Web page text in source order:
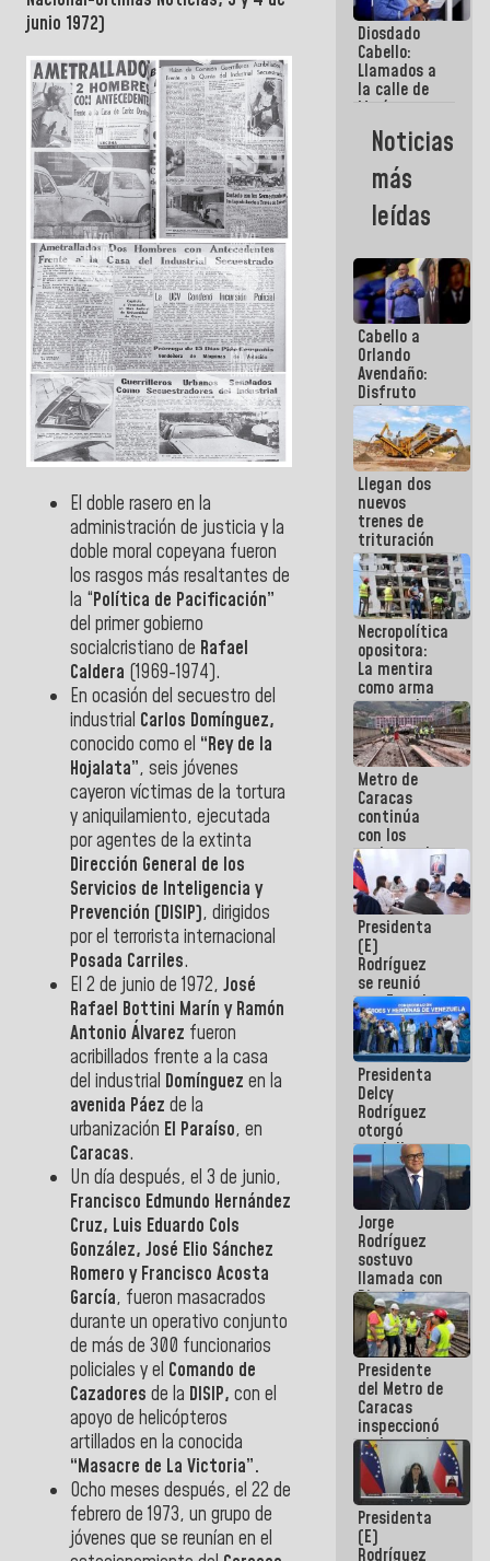
junio 1972)
El doble rasero en la
administración de justicia y la
doble moral copeyana fueron
los rasgos más resaltantes de
la “Política de Pacificación”
del primer gobierno
socialcristiano de Rafael
Caldera (1969-1974).
En ocasión del secuestro del
industrial Carlos Domínguez,
conocido como el “Rey de la
Hojalata”, seis jóvenes
cayeron víctimas de la tortura
y aniquilamiento, ejecutada
por agentes de la extinta
Dirección General de los
Servicios de Inteligencia y
Prevención (DISIP), dirigidos
por el terrorista internacional
Posada Carriles.
El 2 de junio de 1972, José
Rafael Bottini Marín y Ramón
Antonio Álvarez fueron
acribillados frente a la casa
del industrial Domínguez en la
avenida Páez de la
urbanización El Paraíso, en
Caracas.
Un día después, el 3 de junio,
Francisco Edmundo Hernández
Cruz, Luis Eduardo Cols
González, José Elio Sánchez
Romero y Francisco Acosta
García, fueron masacrados
durante un operativo conjunto
de más de 300 funcionarios
policiales y el Comando de
Cazadores de la DISIP, con el
apoyo de helicópteros
artillados en la conocida
“Masacre de La Victoria”.
Ocho meses después, el 22 de
febrero de 1973, un grupo de
jóvenes que se reunían en el
¿Y la gente
que ella iba
a salvar en
La Guaira?
Diosdado
Cabello:
Llamados a
la calle de
María
Machado se
estrellaron
de frente
contra el
Pueblo
Noticias
más
leídas
Cabello a
Orlando
Avendaño:
Disfruto
cada vez
que escribes
porque lo
que haces
es
embarrarla
Llegan dos
nuevos
trenes de
trituración
para
optimizar
manejo de
escombros
en La Guaira
Necropolítica
opositora:
La mentira
como arma
contra el
Pueblo
Metro de
Caracas
continúa
con los
trabajos de
mantenimiento
e inspección
en la Línea 2
Presidenta
(E)
Rodríguez
se reunió
con Estado
Mayor
Eléctrico
para
abordar
planes de
acción
Presidenta
Delcy
Rodríguez
otorgó
medalla
"Héroe de
Venezuela"
a servidores
públicos
Jorge
Rodríguez
sostuvo
llamada con
Dinorah
Figuera y
acuerdan
primer
encuentro
presencial
para el
diálogo
Presidente
del Metro de
Caracas
inspeccionó
trabajos de
rehabilitación
y
modernización
de la vía
férrea
Presidenta
(E)
Rodríguez